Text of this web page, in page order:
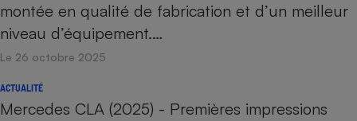
montée en qualité de fabrication et d’un meilleur
niveau d’équipement.…
Le 26 octobre 2025
ACTUALITÉ
Mercedes CLA (2025) - Premières impressions